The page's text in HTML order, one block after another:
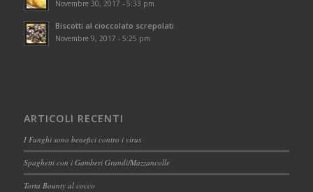
Novembre 30, 2017 - 5:33 pm
Biscotti al cioccolato screpolati
Novembre 9, 2017 - 5:25 pm
ARTICOLI RECENTI
I Funghi sono benefici contro i virus
Spaghetti con i Gamberi Grandi/Mazzancolle
Torta Bounty al cocco